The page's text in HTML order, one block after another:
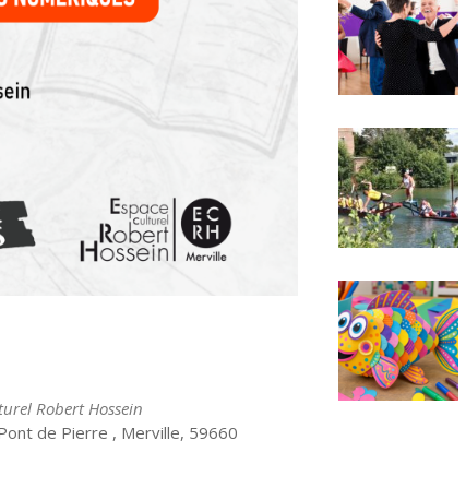
Robert Hossein
de Pierre , Merville, 59660